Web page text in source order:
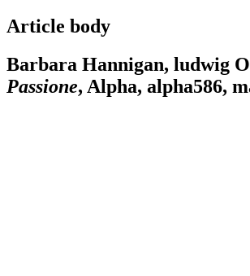
Article body
Barbara Hannigan, ludwig
Passione, Alpha, alpha586,